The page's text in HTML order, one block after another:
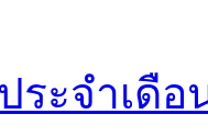
ระจำเดือ